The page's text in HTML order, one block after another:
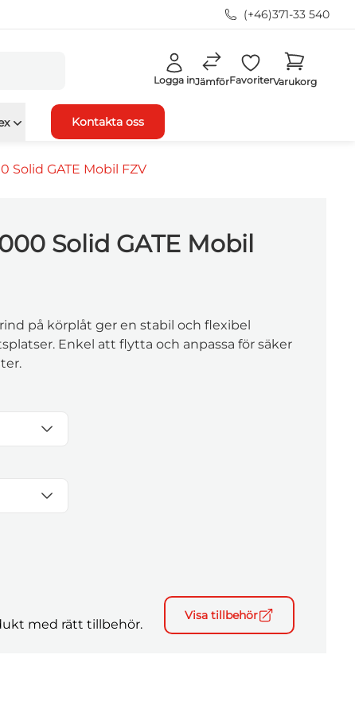
(+46)371-33 540
Logga inJämförFavoriterVarukorg
Kontakta oss
Solid GATE Mobil FZV
Solid GATE Mobil
på körplåt ger en stabil och flexibel
Enkel att flytta och anpassa för säker
med rätt tillbehör.
Visa tillbehör